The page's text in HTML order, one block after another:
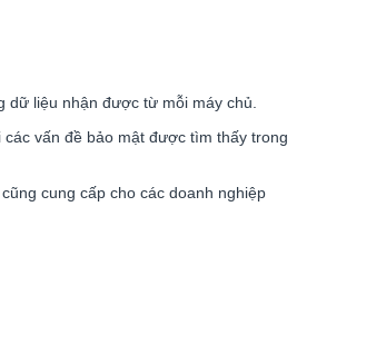
dữ liệu nhận được từ mỗi máy chủ.
vấn đề bảo mật được tìm thấy trong
cung cấp cho các doanh nghiệp